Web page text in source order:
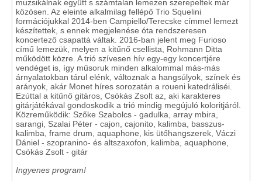
muzsikálnak együtt s számtalan lemezen szerepeltek már
közösen. Az eleinte alkalmilag fellépő Trio Squelini
formációjukkal 2014-ben Campiello/Terecske címmel lemezt
készítettek, s ennek megjelenése óta rendszeresen
koncertező csapattá váltak. 2016-ban jelent meg Furioso
című lemezük, melyen a kitűnő csellista, Rohmann Ditta
működött közre. A trió szívesen hív egy-egy koncertjére
vendéget is, így műsoruk minden alkalommal más-más
árnyalatokban tárul elénk, változnak a hangsúlyok, színek és
arányok, akár Monet híres sorozatán a roueni katedráliséi.
Ezúttal a kitűnő gitáros, Csókás Zsolt az, aki karakteres
gitárjátékával gondoskodik a trió mindig megújuló koloritjáról.
Közreműködik: Szőke Szabolcs - gadulka, array mbira,
sarangi, Szalai Péter - cajon, cajonito, kalimba, basszus-
kalimba, frame drum, aquaphone, kis ütőhangszerek, Váczi
Dániel - szopranino- és altszaxofon, kalimba, aquaphone,
Csókás Zsolt - gitár
Ingyenes program!